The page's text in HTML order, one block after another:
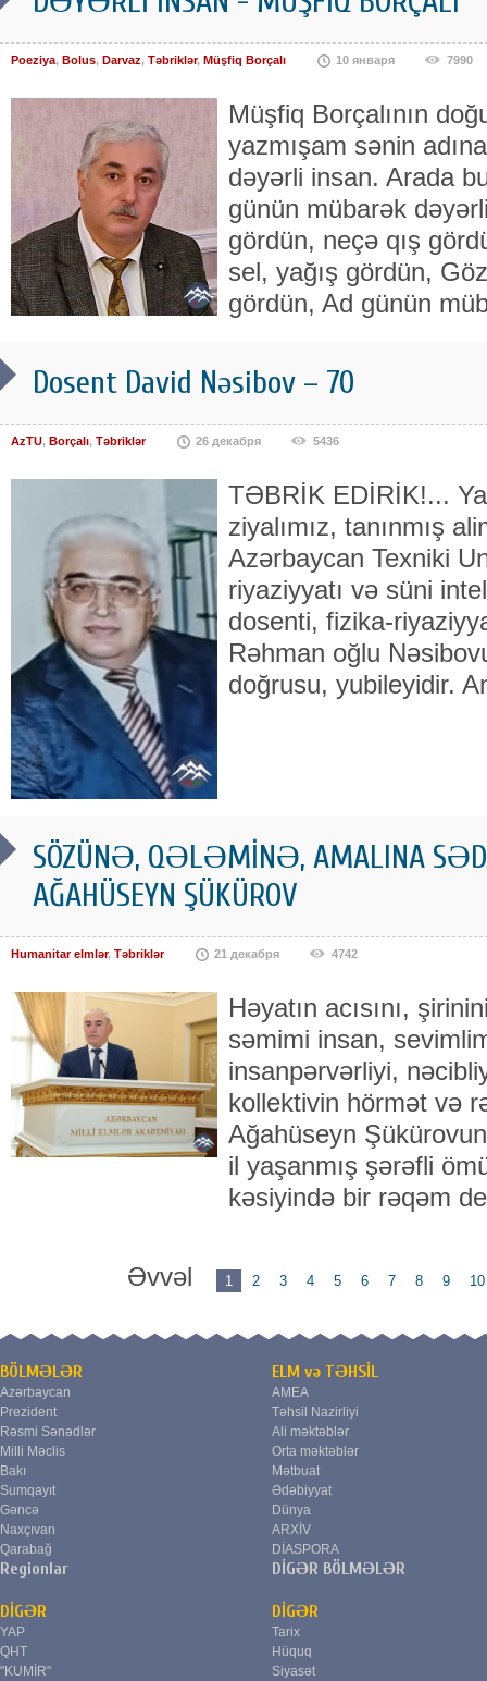
Poeziya, Bolus, Darvaz, Təbriklər, Müşfiq Borçalı 10 января 7990
Müşfiq Borçalının
yazmışam sənin
dəyərli insan. Arada
günün mübarək
gördün, neçə qış
sel, yağış gördün,
gördün, Ad günün
Dosent David Nəsibov – 70
AzTU, Borçalı, Təbriklər 26 декабря 5436
TƏBRİK EDİRİK!...
ziyalımız, tanınmış
Azərbaycan Texniki
riyaziyyatı və süni
dosenti, fizika-
Rəhman oğlu
doğrusu, yubileyidir.
SÖZÜNƏ, QƏLƏMİNƏ, AMALINA
AĞAHÜSEYN ŞÜKÜROV
Humanitar elmlər, Təbriklər 21 декабря 4742
Həyatın acısını,
səmimi insan,
insanpərvərliyi,
kollektivin hörmət və
Ağahüseyn
il yaşanmış şərəfli
kəsiyində bir rəqəm
Əvvəl 1 2 3 4 5 6 7 8 9 10
BÖLMƏLƏR
Azərbaycan
Prezident
Rəsmi Sənədlər
Milli Məclis
Bakı
Sumqayıt
Gəncə
Naxçıvan
Qarabağ
Regionlar
ELM və TƏHSİL
AMEA
Təhsil Nazirliyi
Ali məktəblər
Orta məktəblər
Mətbuat
Ədəbiyyat
Dünya
ARXİV
DİASPORA
DİGƏR BÖLMƏLƏR
DİGƏR
YAP
QHT
"KUMİR"
DİGƏR
Tarix
Hüquq
Siyasət